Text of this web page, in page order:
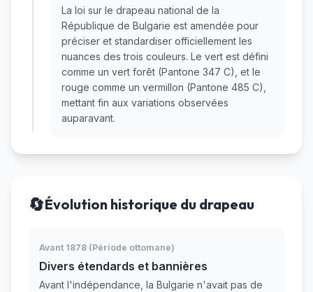
La loi sur le drapeau national de la
République de Bulgarie est amendée pour
préciser et standardiser officiellement les
nuances des trois couleurs. Le vert est défini
comme un vert forêt (Pantone 347 C), et le
rouge comme un vermillon (Pantone 485 C),
mettant fin aux variations observées
auparavant.
🔄Évolution historique du drapeau
Avant 1878 (Période ottomane)
Divers étendards et bannières
Avant l'indépendance, la Bulgarie n'avait pas de